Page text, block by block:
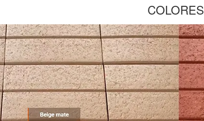
COLORES